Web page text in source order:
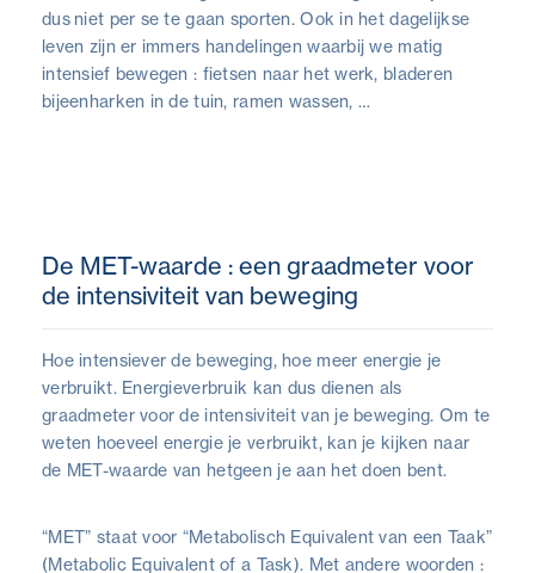
dus niet per se te gaan sporten. Ook in het dagelijkse
leven zijn er immers handelingen waarbij we matig
intensief bewegen : fietsen naar het werk, bladeren
bijeenharken in de tuin, ramen wassen, …
De MET-waarde : een graadmeter voor
de intensiviteit van beweging
Hoe intensiever de beweging, hoe meer energie je
verbruikt. Energieverbruik kan dus dienen als
graadmeter voor de intensiviteit van je beweging. Om te
weten hoeveel energie je verbruikt, kan je kijken naar
de MET-waarde van hetgeen je aan het doen bent.
“MET” staat voor “Metabolisch Equivalent van een Taak”
(Metabolic Equivalent of a Task). Met andere woorden :